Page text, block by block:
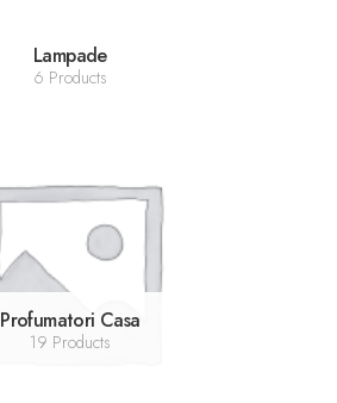
Lampade
6 Products
Profumatori Casa
19 Products